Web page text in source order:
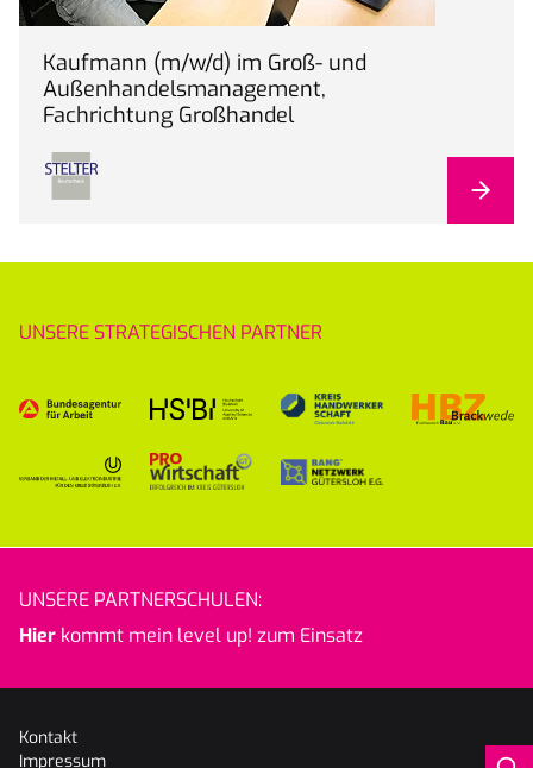
Kaufmann (m/w/d) im Groß- und
Außenhandelsmanagement,
Fachrichtung Großhandel
UNSERE STRATEGISCHEN PARTNER
UNSERE PARTNERSCHULEN:
Hier kommt mein level up! zum Einsatz
Kontakt
Impressum